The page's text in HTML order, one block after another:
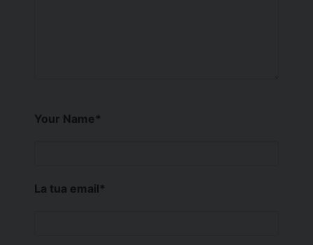
Your Name*
La tua email*